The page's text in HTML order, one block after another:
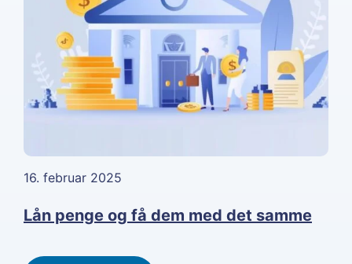
16. februar 2025
Lån penge og få dem med det samme